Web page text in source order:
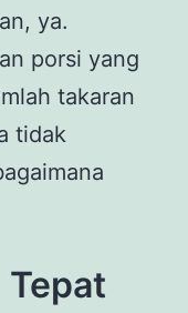
ya.
porsi yang
takaran
tidak
Tepat